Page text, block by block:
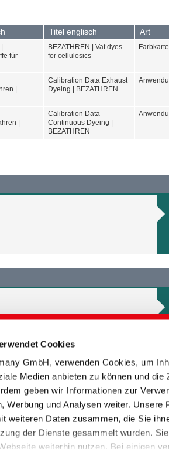
Cookies
GmbH, verwenden Cookies, um
Medien anbieten zu können und die
geben wir Informationen zur
Werbung und Analysen weiter. Unsere
weiteren Daten zusammen, die Sie
der Dienste gesammelt wurden.
weiterhin nutzen. Bei einigen
Titel englisch Art
für
BEZATHREN | Vat dyes
for cellulosics
Farbkarte
|
Calibration Data Exhaust
Dyeing | BEZATHREN
|
Calibration Data
Continuous Dyeing |
BEZATHREN
INDITEX
OEKOTEX
ZDHC